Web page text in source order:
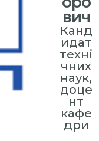
вич
Канд
идат
техні
чних
наук,
доце
нт
кафе
дри